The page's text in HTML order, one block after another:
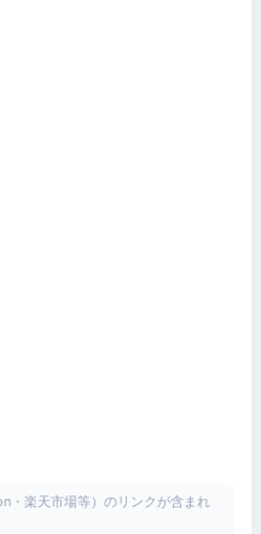
・楽天市場等）のリンクが含まれ